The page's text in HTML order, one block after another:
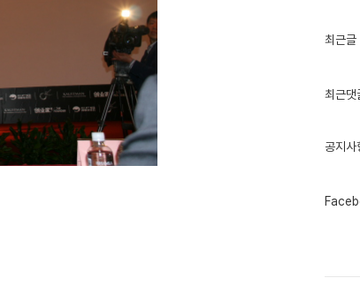
최
인
최근글
최근댓
공지사
페